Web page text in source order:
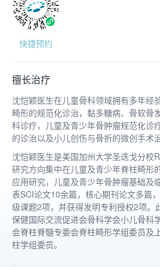
快捷预约
擅长治疗
沈恺颖医生在儿童骨科领域拥有多年经
畸形的规范化诊治，黏多糖病、骨软骨
科诊疗，儿童及青少年骨肿瘤规范化诊
的诊治以及小儿创伤与骨折的微创手术治
沈恺颖医生是美国加州大学圣迭戈分校
研究方向集中在儿童及青少年脊柱畸形
应用研究，儿童及青少年骨肿瘤基础及
表SCI论文10余篇，核心期刊论文多篇
级课题2项，并获得发明专利授权2项。
保健国际交流促进会骨科学会小儿骨科
会脊柱脊髓专委会脊柱畸形学组委员及
柱学组委员。